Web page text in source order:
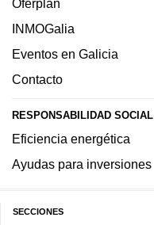
Oferplan
INMOGalia
Eventos en Galicia
Contacto
RESPONSABILIDAD SOCIAL
Eficiencia energética
Ayudas para inversiones
SECCIONES